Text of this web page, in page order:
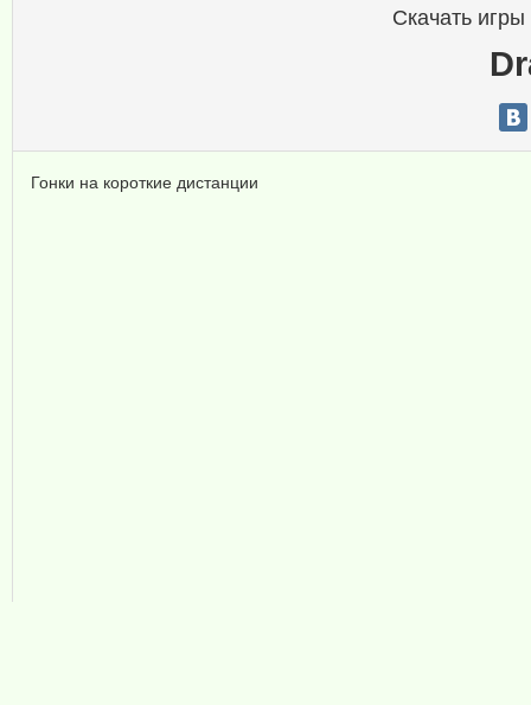
Скачать
Гонки на короткие дистанции